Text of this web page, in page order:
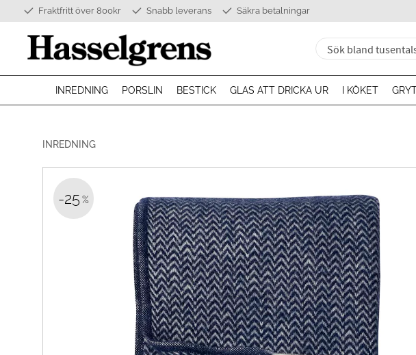
Fraktfritt över 800kr Snabb leverans Säkra betalningar
INREDNING PORSLIN BESTICK GLAS ATT DRICKA UR I KÖKET
INREDNING
25 %